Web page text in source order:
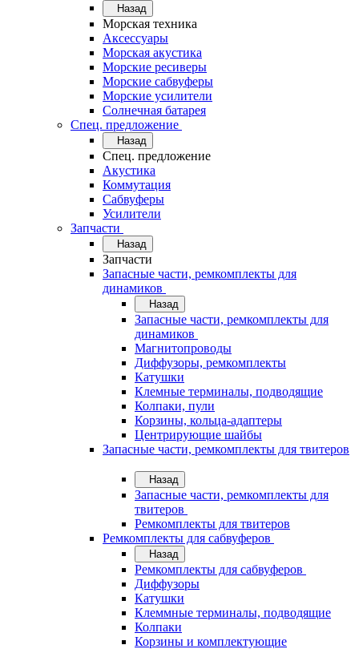
Назад
Морская техника
Аксессуары
Морская акустика
Морские ресиверы
Морские сабвуферы
Морские усилители
Солнечная батарея
Спец. предложение
Назад
Спец. предложение
Акустика
Коммутация
Сабвуферы
Усилители
Запчасти
Назад
Запчасти
Запасные части, ремкомплекты для
динамиков
Назад
Запасные части, ремкомплекты для
динамиков
Магнитопроводы
Диффузоры, ремкомплекты
Катушки
Клемные терминалы, подводящие
Колпаки, пули
Корзины, кольца-адаптеры
Центрирующие шайбы
Запасные части, ремкомплекты для твитеров
Назад
Запасные части, ремкомплекты для
твитеров
Ремкомплекты для твитеров
Ремкомплекты для сабвуферов
Назад
Ремкомплекты для сабвуферов
Диффузоры
Катушки
Клеммные терминалы, подводящие
Колпаки
Корзины и комплектующие